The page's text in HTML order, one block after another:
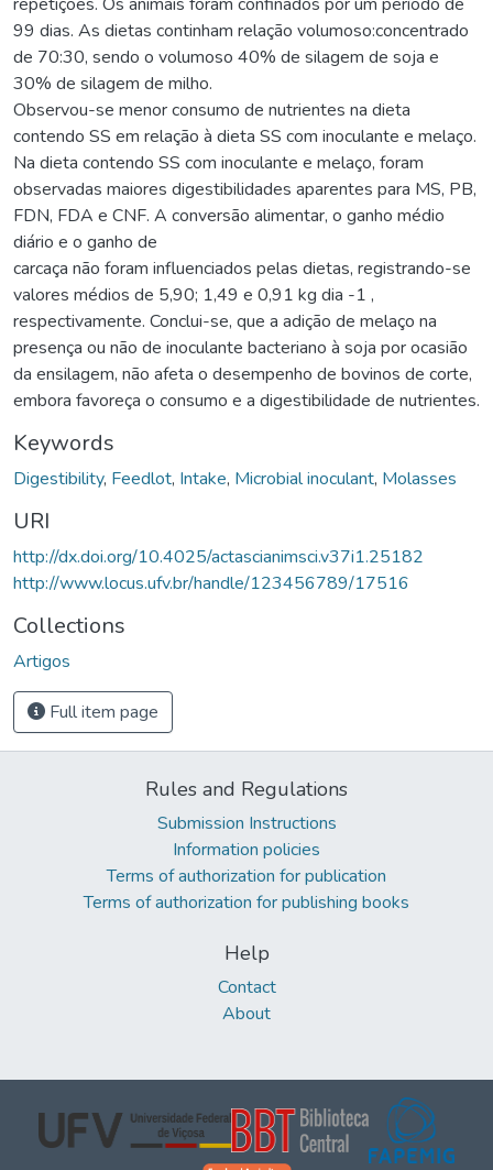
99 dias. As dietas continham relação volumoso:concentrado
de 70:30, sendo o volumoso 40% de silagem de soja e
30% de silagem de milho.
Observou-se menor consumo de nutrientes na dieta
contendo SS em relação à dieta SS com inoculante e melaço.
Na dieta contendo SS com inoculante e melaço, foram
observadas maiores digestibilidades aparentes para MS, PB,
FDN, FDA e CNF. A conversão alimentar, o ganho médio
diário e o ganho de
carcaça não foram influenciados pelas dietas, registrando-se
valores médios de 5,90; 1,49 e 0,91 kg dia -1 ,
respectivamente. Conclui-se, que a adição de melaço na
presença ou não de inoculante bacteriano à soja por ocasião
da ensilagem, não afeta o desempenho de bovinos de corte,
embora favoreça o consumo e a digestibilidade de nutrientes.
Keywords
Digestibility, Feedlot, Intake, Microbial inoculant, Molasses
URI
http://dx.doi.org/10.4025/actascianimsci.v37i1.25182
http://www.locus.ufv.br/handle/123456789/17516
Collections
Artigos
Full item page
Rules and Regulations
Submission Instructions
Information policies
Terms of authorization for publication
Terms of authorization for publishing books
Help
Contact
About